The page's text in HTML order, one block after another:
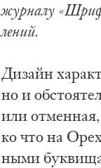
жур­на­лу
ле­ний.
Ди­зайн
но и
или
ко что на
ны­ми